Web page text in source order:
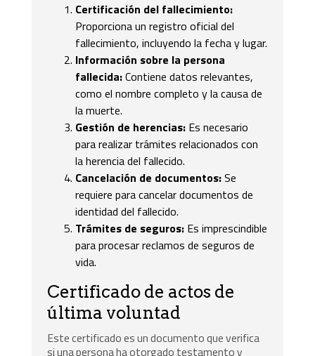
Certificación del fallecimiento:
Proporciona un registro oficial del
fallecimiento, incluyendo la fecha y lugar.
Información sobre la persona
fallecida:Contiene datos relevantes,
como el nombre completo y la causa de
la muerte.
Gestión de herencias: Es necesario
para realizar trámites relacionados con
la herencia del fallecido.
Cancelación de documentos:Se
requiere para cancelar documentos de
identidad del fallecido.
Trámites de seguros: Es imprescindible
para procesar reclamos de seguros de
vida.
Certificado de actos de
última voluntad
Este certificado es un documento que verifica
si una persona ha otorgado testamento y